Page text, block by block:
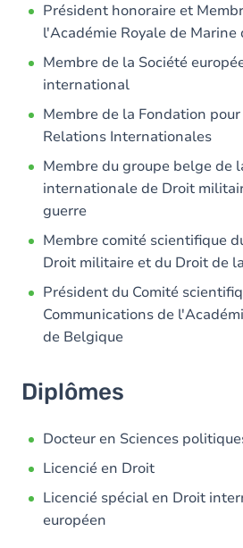
Président honoraire et
l'Académie Royale de Marine
Membre de la Société
international
Membre de la Fondation
Relations Internationales
Membre du groupe belge de
internationale de Droit
guerre
Membre comité scientifique
Droit militaire et du Droit de
Président du Comité
Communications de
de Belgique
Diplômes
Docteur en Sciences
Licencié en Droit
Licencié spécial en Droit
européen